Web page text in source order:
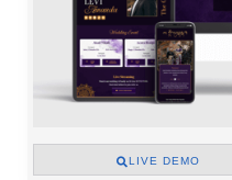
LIVE DEMO